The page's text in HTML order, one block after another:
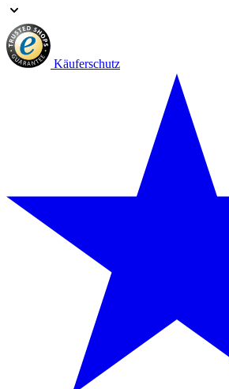
Käuferschutz